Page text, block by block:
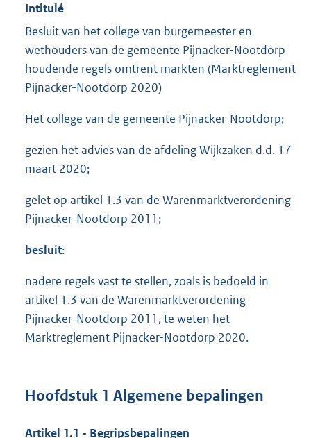
Intitulé
Besluit van het college van burgemeester en
wethouders van de gemeente Pijnacker-Nootdorp
houdende regels omtrent markten (Marktreglement
Pijnacker-Nootdorp 2020)
Het college van de gemeente Pijnacker-Nootdorp;
gezien het advies van de afdeling Wijkzaken d.d. 17
maart 2020;
gelet op artikel 1.3 van de Warenmarktverordening
Pijnacker-Nootdorp 2011;
besluit:
nadere regels vast te stellen, zoals is bedoeld in
artikel 1.3 van de Warenmarktverordening
Pijnacker-Nootdorp 2011, te weten het
Marktreglement Pijnacker-Nootdorp 2020.
Hoofdstuk 1 Algemene bepalingen
Artikel 1.1 - Begripsbepalingen